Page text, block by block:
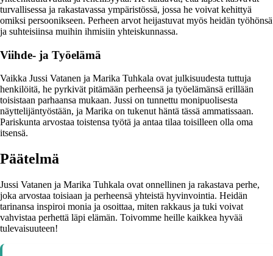
turvallisessa ja rakastavassa ympäristössä, jossa he voivat kehittyä
omiksi persoonikseen. Perheen arvot heijastuvat myös heidän työhönsä
ja suhteisiinsa muihin ihmisiin yhteiskunnassa.
Viihde- ja Työelämä
Vaikka Jussi Vatanen ja Marika Tuhkala ovat julkisuudesta tuttuja
henkilöitä, he pyrkivät pitämään perheensä ja työelämänsä erillään
toisistaan parhaansa mukaan. Jussi on tunnettu monipuolisesta
näyttelijäntyöstään, ja Marika on tukenut häntä tässä ammatissaan.
Pariskunta arvostaa toistensa työtä ja antaa tilaa toisilleen olla oma
itsensä.
Päätelmä
Jussi Vatanen ja Marika Tuhkala ovat onnellinen ja rakastava perhe,
joka arvostaa toisiaan ja perheensä yhteistä hyvinvointia. Heidän
tarinansa inspiroi monia ja osoittaa, miten rakkaus ja tuki voivat
vahvistaa perhettä läpi elämän. Toivomme heille kaikkea hyvää
tulevaisuuteen!